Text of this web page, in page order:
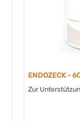
ENDOZECK -
Zur